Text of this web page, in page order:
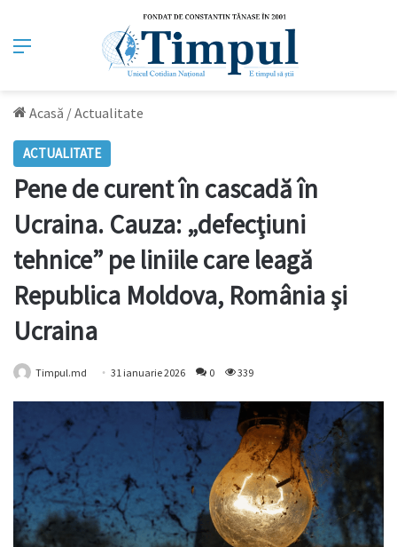
Meniu
Acasă /Actualitate
ACTUALITATE
Pene de curent în cascadă în
Ucraina. Cauza: „defecţiuni
tehnice” pe liniile care leagă
Republica Moldova, România şi
Ucraina
Timpul.md 31 ianuarie 2026 0 339